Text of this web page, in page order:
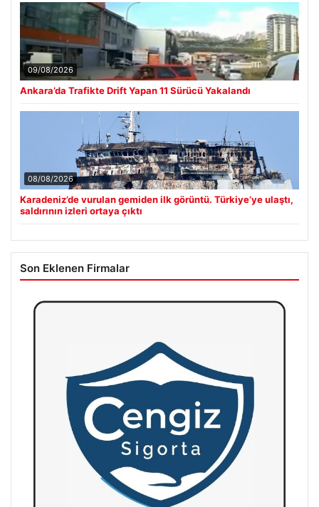
09/08/2026
Ankara’da Trafikte Drift Yapan 11 Sürücü Yakalandı
08/08/2026
Karadeniz’de vurulan gemiden ilk görüntü. Türkiye’ye ulaştı,
saldırının izleri ortaya çıktı
Son Eklenen Firmalar